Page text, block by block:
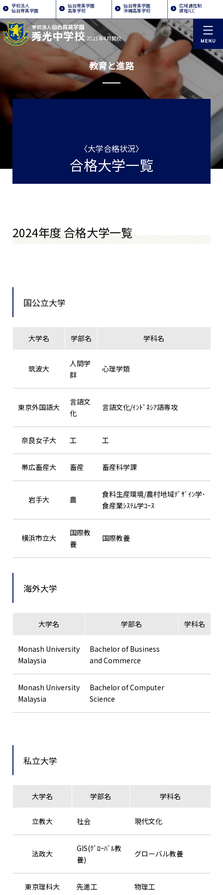
学校法人
仙台育英学園
仙台育英学園
高等学校
仙台育英学園
沖縄高等学校
広域通信制
課程ILC
2021年4月開校
教育と進路
〈大学合格状況〉
合格大学一覧
2024年度 合格大学一覧
国公立大学
大学名 学部名 学科名
筑波大
人間学
群
心理学類
東京外国語大
言語文
化
言語文化/ｲﾝﾄﾞﾈｼｱ語専攻
奈良女子大 工 工
帯広畜産大 畜産 畜産科学課
岩手大 農
食料生産環境/農村地域ﾃﾞｻﾞｲﾝ学･
食産業ｼｽﾃﾑ学ｺｰｽ
横浜市立大
国際教
養
国際教養
海外大学
大学名 学部名 学科名
Monash University
Malaysia
Bachelor of Business
and Commerce
Monash University
Malaysia
Bachelor of Computer
Science
私立大学
大学名 学部名 学科名
立教大 社会 現代文化
法政大
GIS(ｸﾞﾛｰﾊﾞﾙ教
養)
グローバル教養
東京理科大 先進工 物理工